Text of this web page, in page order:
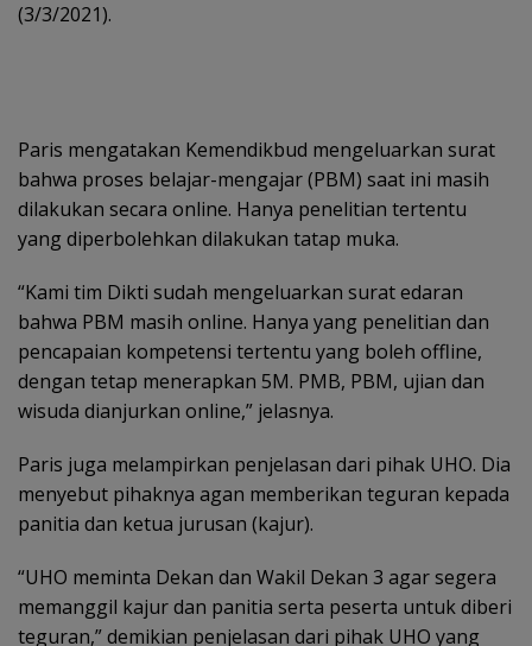
(3/3/2021).
Paris mengatakan Kemendikbud mengeluarkan surat
bahwa proses belajar-mengajar (PBM) saat ini masih
dilakukan secara online. Hanya penelitian tertentu
yang diperbolehkan dilakukan tatap muka.
“Kami tim Dikti sudah mengeluarkan surat edaran
bahwa PBM masih online. Hanya yang penelitian dan
pencapaian kompetensi tertentu yang boleh offline,
dengan tetap menerapkan 5M. PMB, PBM, ujian dan
wisuda dianjurkan online,” jelasnya.
Paris juga melampirkan penjelasan dari pihak UHO. Dia
menyebut pihaknya agan memberikan teguran kepada
panitia dan ketua jurusan (kajur).
“UHO meminta Dekan dan Wakil Dekan 3 agar segera
memanggil kajur dan panitia serta peserta untuk diberi
teguran,” demikian penjelasan dari pihak UHO yang